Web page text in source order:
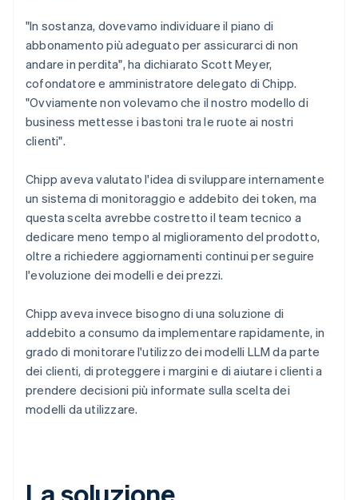
"In sostanza, dovevamo individuare il piano di
abbonamento più adeguato per assicurarci di non
andare in perdita", ha dichiarato Scott Meyer,
cofondatore e amministratore delegato di Chipp.
"Ovviamente non volevamo che il nostro modello di
business mettesse i bastoni tra le ruote ai nostri
clienti".
Chipp aveva valutato l'idea di sviluppare internamente
un sistema di monitoraggio e addebito dei token, ma
questa scelta avrebbe costretto il team tecnico a
dedicare meno tempo al miglioramento del prodotto,
oltre a richiedere aggiornamenti continui per seguire
l'evoluzione dei modelli e dei prezzi.
Chipp aveva invece bisogno di una soluzione di
addebito a consumo da implementare rapidamente, in
grado di monitorare l'utilizzo dei modelli LLM da parte
dei clienti, di proteggere i margini e di aiutare i clienti a
prendere decisioni più informate sulla scelta dei
modelli da utilizzare.
La soluzione